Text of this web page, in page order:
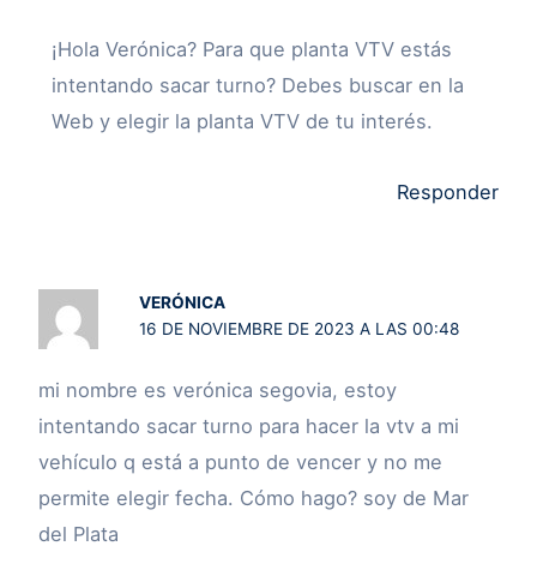
¡Hola Verónica? Para que planta VTV estás
intentando sacar turno? Debes buscar en la
Web y elegir la planta VTV de tu interés.
Responder
VERÓNICA
16 DE NOVIEMBRE DE 2023 A LAS 00:48
mi nombre es verónica segovia, estoy
intentando sacar turno para hacer la vtv a mi
vehículo q está a punto de vencer y no me
permite elegir fecha. Cómo hago? soy de Mar
del Plata